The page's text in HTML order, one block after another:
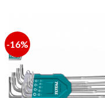
-16%